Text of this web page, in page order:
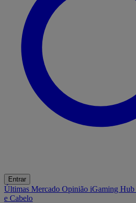
Entrar
Últimas Mercado Opinião iGaming Hub
e Cabelo